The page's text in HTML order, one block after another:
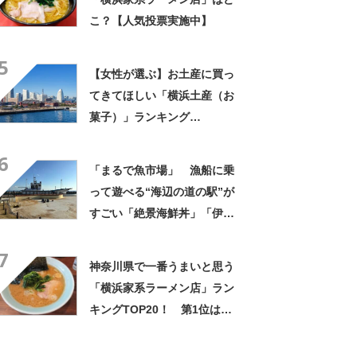
こ？【人気投票実施中】
【女性が選ぶ】お土産に買っ
てきてほしい「横浜土産（お
菓子）」ランキング
「まるで魚市場」 漁船に乗
って遊べる“海辺の道の駅”が
すごい「絶景海鮮丼」「伊勢
神奈川県で一番うまいと思う
「横浜家系ラーメン店」ラン
キングTOP20！ 第1位は